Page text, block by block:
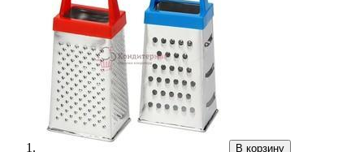
В корзину